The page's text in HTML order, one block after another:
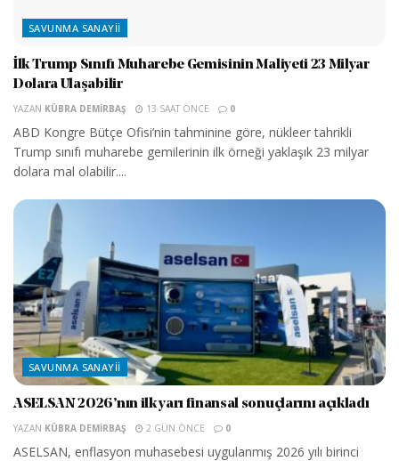
SAVUNMA SANAYII
İlk Trump Sınıfı Muharebe Gemisinin Maliyeti 23 Milyar
Dolara Ulaşabilir
YAZAN KÜBRA DEMIRBAŞ 13 SAAT ÖNCE 0
ABD Kongre Bütçe Ofisi’nin tahminine göre, nükleer tahrikli
Trump sınıfı muharebe gemilerinin ilk örneği yaklaşık 23 milyar
dolara mal olabilir....
SAVUNMA SANAYII
ASELSAN 2026’nın ilk yarı finansal sonuçlarını açıkladı
YAZAN KÜBRA DEMIRBAŞ 2 GÜN ÖNCE 0
ASELSAN, enflasyon muhasebesi uygulanmış 2026 yılı birinci